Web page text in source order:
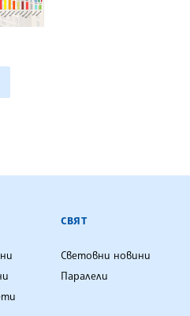
СВЯТ
Световни новини
Паралели